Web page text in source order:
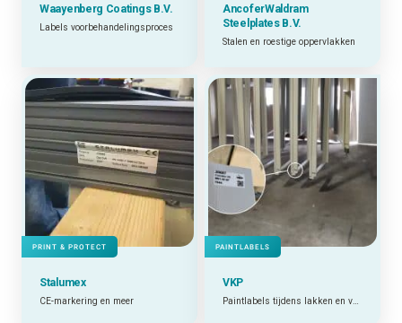
Waayenberg Coatings B.V.
Labels voorbehandelingsproces
AncoferWaldram
Steelplates B.V.
Stalen en roestige oppervlakken
PRINT & PROTECT
Stalumex
CE-markering en meer
PAINTLABELS
VKP
Paintlabels tijdens lakken en verven